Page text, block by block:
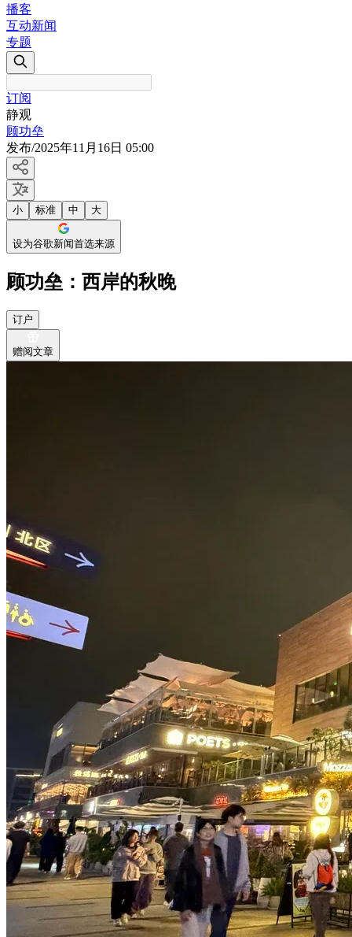
播客
互动新闻
专题
订阅
静观
顾功垒
发布/2025年11月16日 05:00
小 标准 中 大
设为谷歌新闻首选来源
顾功垒：西岸的秋晚
订户
赠阅文章